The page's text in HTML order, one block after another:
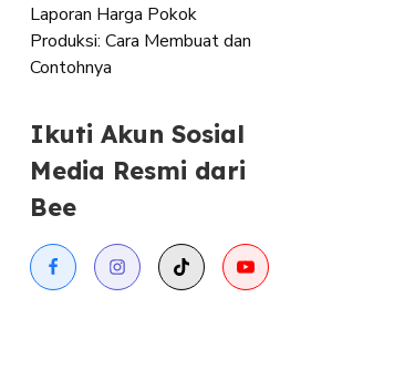
Laporan Harga Pokok
Produksi: Cara Membuat dan
Contohnya
Ikuti Akun Sosial
Media Resmi dari
Bee